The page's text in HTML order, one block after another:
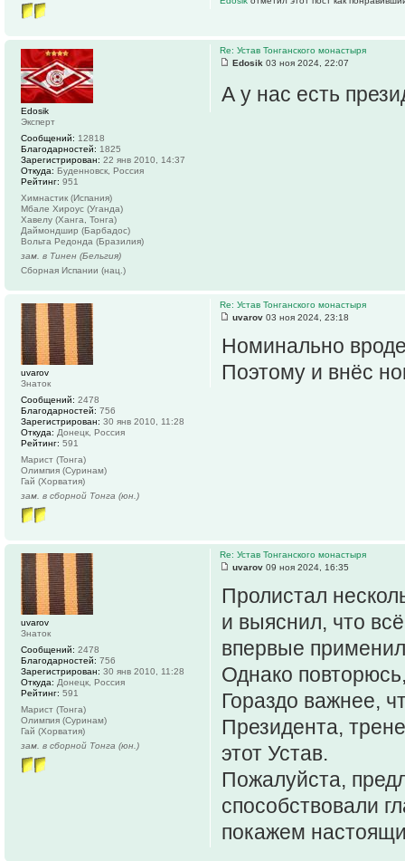
Re: Устав Тонганского монастыря
Edosik 03 ноя 2024, 22:07
А у нас есть
Edosik
Эксперт
Сообщений: 12818
Благодарностей: 1825
Зарегистрирован: 22 янв 2010, 14:37
Откуда: Буденновск, Россия
Рейтинг: 951
Химнастик (Испания)
Мбале Хироус (Уганда)
Хавелу (Ханга, Тонга)
Даймондшир (Барбадос)
Вольта Редонда (Бразилия)
зам. в Тинен (Бельгия)
Сборная Испании (нац.)
Re: Устав Тонганского монастыря
uvarov 03 ноя 2024, 23:18
Номинально
Поэтому и внёс
uvarov
Знаток
Сообщений: 2478
Благодарностей: 756
Зарегистрирован: 30 янв 2010, 11:28
Откуда: Донецк, Россия
Рейтинг: 591
Марист (Тонга)
Олимпия (Суринам)
Гай (Хорватия)
зам. в сборной Тонга (юн.)
Re: Устав Тонганского монастыря
uvarov 09 ноя 2024, 16:35
Пролистал
и выяснил, что
впервые
Однако
Гораздо важнее,
Президента,
этот Устав.
Пожалуйста,
способствовали
покажем
uvarov
Знаток
Сообщений: 2478
Благодарностей: 756
Зарегистрирован: 30 янв 2010, 11:28
Откуда: Донецк, Россия
Рейтинг: 591
Марист (Тонга)
Олимпия (Суринам)
Гай (Хорватия)
зам. в сборной Тонга (юн.)